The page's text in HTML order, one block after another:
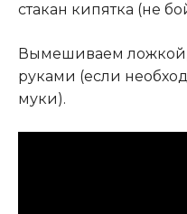
стакан кипятка (не
Вымешиваем
руками (если
муки).